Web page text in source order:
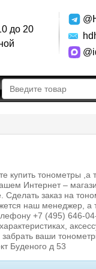
до 20
тонометры ,а
Интернет –
Сделать заказ на
наш менеджер, а
+7 (495) 646-
ваши
Буденого д 53